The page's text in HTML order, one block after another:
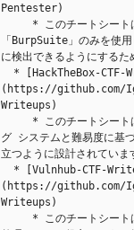
Pentester)
「BurpSuite」のみを使
に検出できるようにする
(https://github.com/
Writeups)
グ システムと難易度に
立つように設計されていま
(https://github.com/
Writeups)